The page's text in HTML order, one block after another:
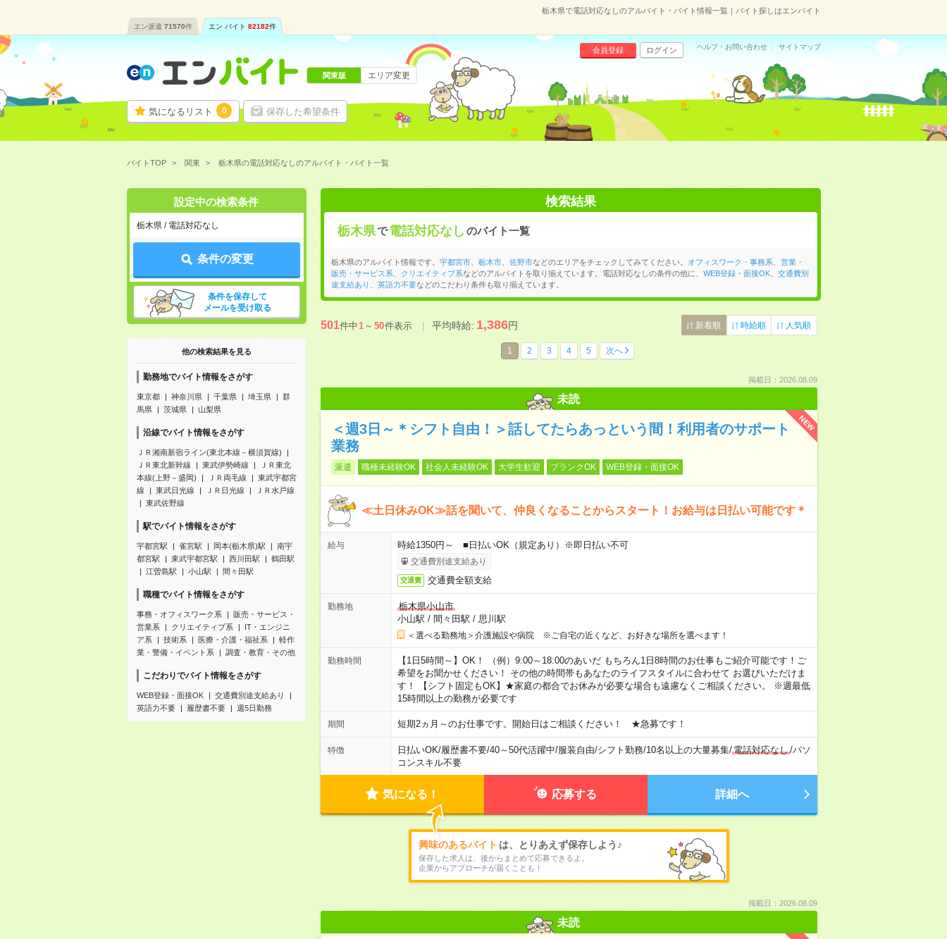
栃木県で電話対応なしのアルバイト・バイト情報一覧｜バイト探しはエンバイト
エン派遣 71570件 エン バイト 82182件
気になるリスト 0 保存した希望条件
会員登録 ログイン ヘルプ・お問い合わせ サイトマップ
関東版 エリア変更
バイトTOP 関東 栃木県の電話対応なしのアルバイト・バイト一覧
設定中の検索条件
栃木県 / 電話対応なし
条件の変更
条件を保存して
メールを受け取る
他の検索結果を見る
勤務地でバイト情報をさがす
東京都 神奈川県 千葉県 埼玉県
群
馬県
茨城県 山梨県
沿線でバイト情報をさがす
ＪＲ湘南新宿ライン(東北本線－横須賀線)
ＪＲ東北新幹線
東武伊勢崎線
ＪＲ東北
本線(上野－盛岡)
ＪＲ両毛線
東武宇都宮
線
東武日光線 ＪＲ日光線
ＪＲ水戸線
東武佐野線
駅でバイト情報をさがす
宇都宮駅 雀宮駅 岡本(栃木県)駅
南宇
都宮駅
東武宇都宮駅 西川田駅
鶴田駅
江曽島駅
小山駅 間々田駅
職種でバイト情報をさがす
事務・オフィスワーク系
販売・サービス・
営業系
クリエイティブ系
IT・エンジニ
ア系
技術系 医療・介護・福祉系
軽作
業・警備・イベント系
調査・教育・その他
こだわりでバイト情報をさがす
WEB登録・面接OK
交通費別途支給あり
英語力不要
履歴書不要 週5日勤務
検索結果
栃木県で 電話対応なし のバイト一覧
栃木県のアルバイト情報です。 宇都宮市、 栃木市、 佐野市などのエリアをチェックしてみてください。 オフィスワーク・事務系
営業・
販売・サービス系
クリエイティブ系などのアルバイトを取り揃えています。電話対応なしの条件の他に、 WEB登録・面接OK、 交通費別
途支給あり
英語力不要などのこだわり条件も取り揃えています。
501件中1～50件表示 平均時給:1,386円 新着順 時給順 人気順
1 2 3 4 5 次へ
掲載日：2026.08.09
未読
NEW
＜週3日～＊シフト自由！＞話してたらあっという間！利用者のサポート
業務
派遣 職種未経験OK 社会人未経験OK 大学生歓迎 ブランクOK WEB登録・面接OK
≪土日休みOK≫話を聞いて、仲良くなることからスタート！お給与は日払い可能です＊
給与 時給1350円～ ■日払いOK（規定あり）※即日払い不可
交通費別途支給あり
交通費 交通費全額支給
勤務地
栃木県小山市
小山駅 / 間々田駅 / 思川駅
＜選べる勤務地＞介護施設や病院 ※ご自宅の近くなど、お好きな場所を選べます！
勤務時間
【1日5時間～】OK！ （例）9:00～18:00のあいだ もちろん1日8時間のお仕事もご紹介可能です！ご
希望をお聞かせください！ その他の時間帯もあなたのライフスタイルに合わせて お選びいただけま
す！ 【シフト固定もOK】★家庭の都合でお休みが必要な場合も遠慮なくご相談ください。 ※週最低
15時間以上の勤務が必要です
期間 短期2ヵ月～のお仕事です。開始日はご相談ください！ ★急募です！
特徴 日払いOK/履歴書不要/40～50代活躍中/服装自由/シフト勤務/10名以上の大量募集/電話対応なし/パソ
コンスキル不要
気になる！ 応募する 詳細へ
興味のあるバイト は、とりあえず保存しよう♪
保存した求人は、後からまとめて応募できるよ。
企業からアプローチが届くことも！
掲載日：2026.08.09
未読